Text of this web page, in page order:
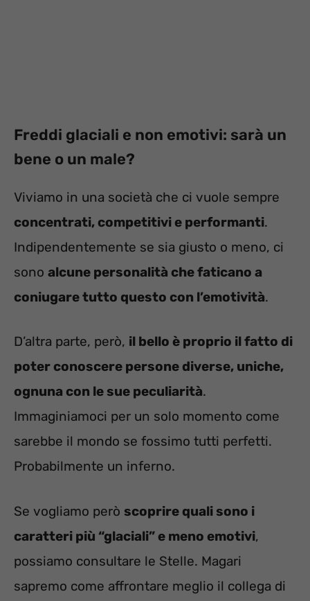
Freddi glaciali e non emotivi: sarà un
bene o un male?
Viviamo in una società che ci vuole sempre
concentrati, competitivi e performanti.
Indipendentemente se sia giusto o meno, ci
sono alcune personalità che faticano a
coniugare tutto questo con l’emotività.
D’altra parte, però, il bello è proprio il fatto di
poter conoscere persone diverse, uniche,
ognuna con le sue peculiarità.
Immaginiamoci per un solo momento come
sarebbe il mondo se fossimo tutti perfetti.
Probabilmente un inferno.
Se vogliamo però scoprire quali sono i
caratteri più “glaciali” e meno emotivi,
possiamo consultare le Stelle. Magari
sapremo come affrontare meglio il collega di